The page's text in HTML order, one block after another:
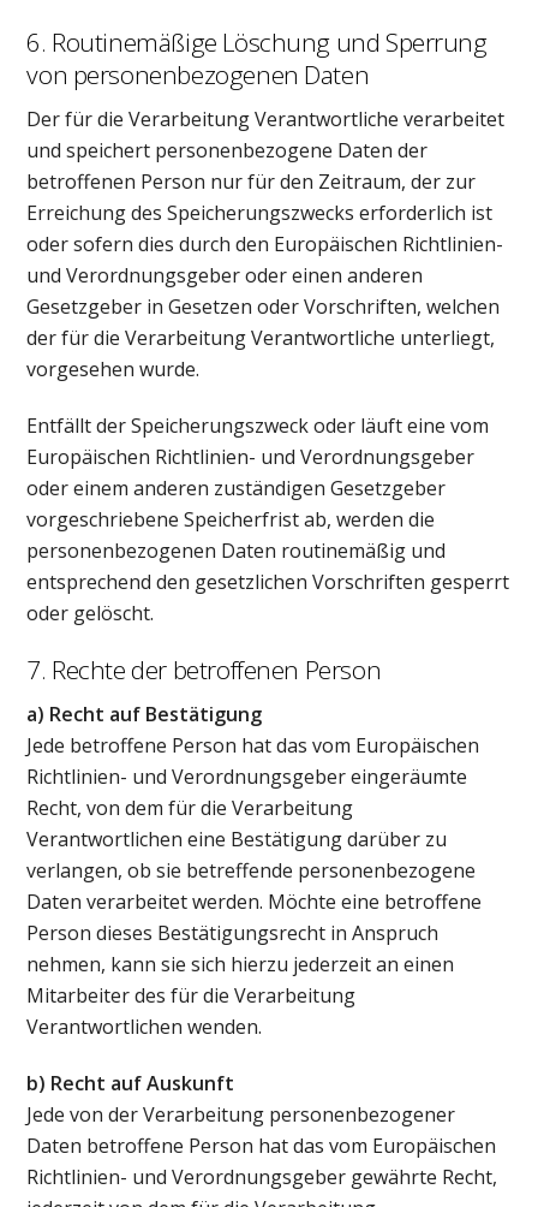
6. Routinemäßige Löschung und Sperrung
von personenbezogenen Daten
Der für die Verarbeitung Verantwortliche verarbeitet
und speichert personenbezogene Daten der
betroffenen Person nur für den Zeitraum, der zur
Erreichung des Speicherungszwecks erforderlich ist
oder sofern dies durch den Europäischen Richtlinien-
und Verordnungsgeber oder einen anderen
Gesetzgeber in Gesetzen oder Vorschriften, welchen
der für die Verarbeitung Verantwortliche unterliegt,
vorgesehen wurde.
Entfällt der Speicherungszweck oder läuft eine vom
Europäischen Richtlinien- und Verordnungsgeber
oder einem anderen zuständigen Gesetzgeber
vorgeschriebene Speicherfrist ab, werden die
personenbezogenen Daten routinemäßig und
entsprechend den gesetzlichen Vorschriften gesperrt
oder gelöscht.
7. Rechte der betroffenen Person
a) Recht auf Bestätigung
Jede betroffene Person hat das vom Europäischen
Richtlinien- und Verordnungsgeber eingeräumte
Recht, von dem für die Verarbeitung
Verantwortlichen eine Bestätigung darüber zu
verlangen, ob sie betreffende personenbezogene
Daten verarbeitet werden. Möchte eine betroffene
Person dieses Bestätigungsrecht in Anspruch
nehmen, kann sie sich hierzu jederzeit an einen
Mitarbeiter des für die Verarbeitung
Verantwortlichen wenden.
b) Recht auf Auskunft
Jede von der Verarbeitung personenbezogener
Daten betroffene Person hat das vom Europäischen
Richtlinien- und Verordnungsgeber gewährte Recht,